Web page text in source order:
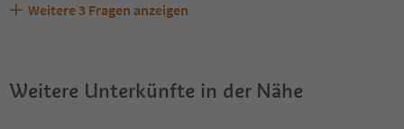
Sind Haustiere in der Unterkunft Hotel Messnerwirt
Welche Services bietet Hotel Messnerwirt Gasthof?
Erhalten die Gäste von Hotel Messnerwirt Gasthof einen
Weitere 3 Fragen anzeigen
Weitere Unterkünfte in der Nähe